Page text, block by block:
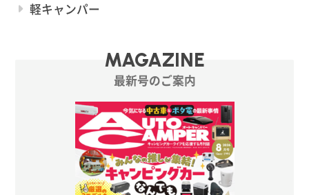
軽キャンパー
MAGAZINE
最新号のご案内